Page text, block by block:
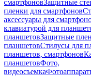
смартфоновЗащитные
пленки для смартфонов
аксессуары для
клавиатурой для
планшетовЗащитные
планшетовСтилусы для
планшетов, смартфонов
планшетовФото,
видеосъемка